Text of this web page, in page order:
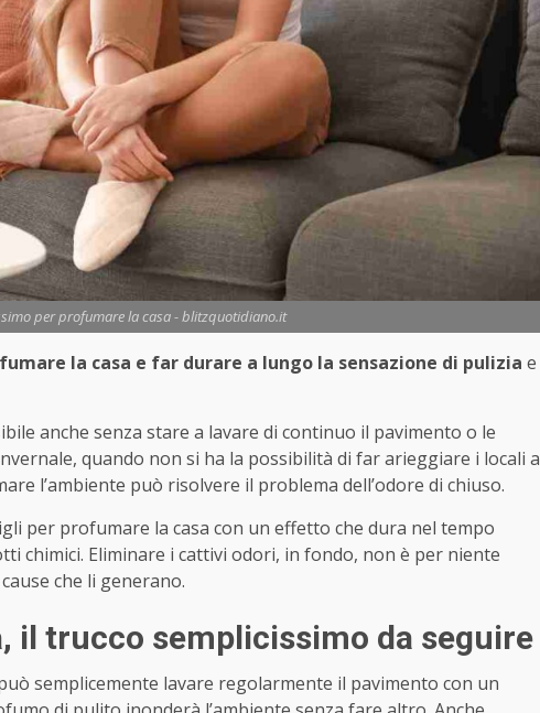
per profumare la casa - blitzquotidiano.it
la casa e far durare a lungo la sensazione di pulizia e
anche senza stare a lavare di continuo il pavimento o le
quando non si ha la possibilità di far arieggiare i locali a
l’ambiente può risolvere il problema dell’odore di chiuso.
per profumare la casa con un effetto che dura nel tempo
chimici. Eliminare i cattivi odori, in fondo, non è per niente
che li generano.
il trucco semplicissimo da seguire
semplicemente lavare regolarmente il pavimento con un